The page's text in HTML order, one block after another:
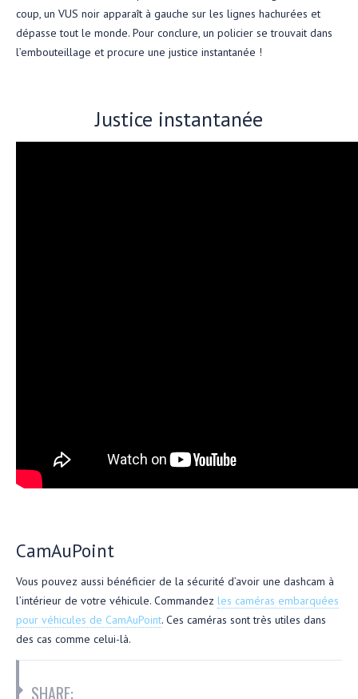
coup, un VUS noir apparaît à gauche sur les lignes hachurées et
dépasse tout le monde. Pour conclure, un policier se trouvait dans
l’embouteillage et procure une justice instantanée !
Justice instantanée
CamAuPoint
Vous pouvez aussi bénéficier de la sécurité d’avoir une dashcam à
l’intérieur de votre véhicule. Commandez les caméras embarquées
pour véhicules de CamAuPoint. Ces caméras sont très utiles dans
des cas comme celui-là.
SHARE: